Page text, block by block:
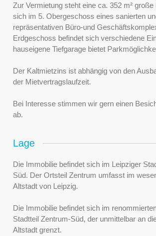
Zur Vermietung steht eine ca. 352 m²
sich im 5. Obergeschoss eines sanierten
repräsentativen Büro-und
Erdgeschoss befindet sich verschiedene
hauseigene Tiefgarage bietet
Der Kaltmietzins ist abhängig von den
der Mietvertragslaufzeit.
Bei Interesse stimmen wir gern einen
ab.
Lage
Die Immobilie befindet sich im Leipziger
Süd. Der Ortsteil Zentrum umfasst im
Altstadt von Leipzig.
Die Immobilie befindet sich im
Stadtteil Zentrum-Süd, der unmittelbar an
Altstadt grenzt.